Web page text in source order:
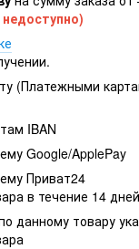
(Платежными
IBAN
Google/ApplePay
Приват24
в течение 14 дней
данному товару